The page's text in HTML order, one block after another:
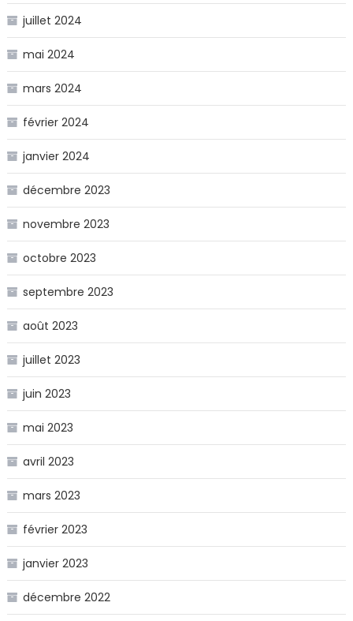
juillet 2024
mai 2024
mars 2024
février 2024
janvier 2024
décembre 2023
novembre 2023
octobre 2023
septembre 2023
août 2023
juillet 2023
juin 2023
mai 2023
avril 2023
mars 2023
février 2023
janvier 2023
décembre 2022